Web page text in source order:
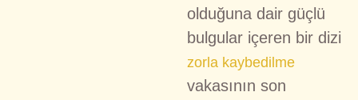
olduğuna dair güçlü
bulgular içeren bir dizi
zorla kaybedilme
vakasının son